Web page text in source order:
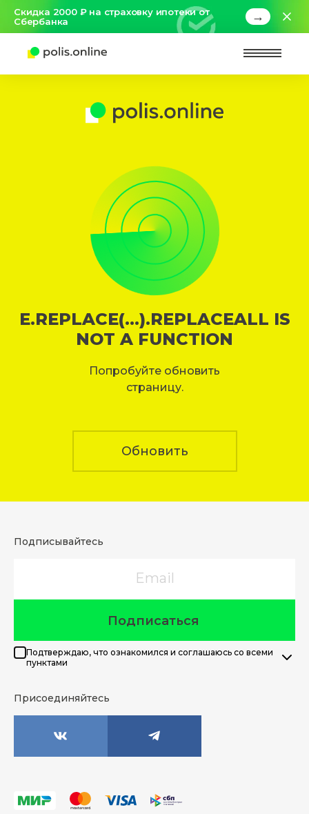
Скидка 2000 ₽ на страховку ипотеки от
Сбербанка
→
E.REPLACE(...).REPLACEALL IS
NOT A FUNCTION
Попробуйте обновить
страницу.
Обновить
Подписывайтесь
Подписаться
Подтверждаю, что ознакомился и соглашаюсь со всеми
пунктами
Присоединяйтесь